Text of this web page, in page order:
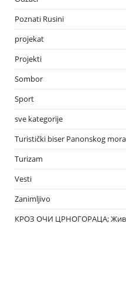
Poznati Rusini
projekat
Projekti
Sombor
Sport
sve kategorije
Turistički biser Panonskog mora
Turizam
Vesti
Zanimljivo
КРОЗ ОЧИ ЦРНОГОРАЦА;